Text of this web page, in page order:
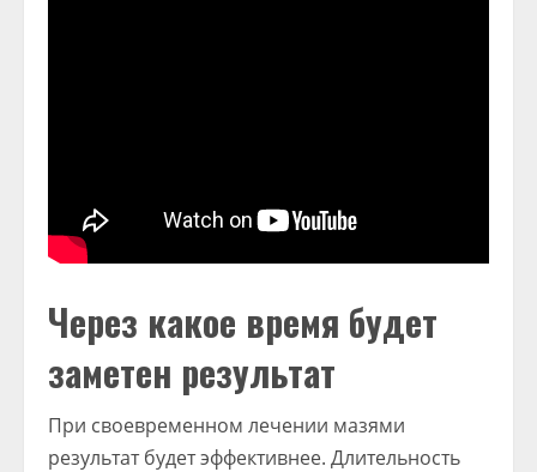
Через какое время будет
заметен результат
При своевременном лечении мазями
результат будет эффективнее. Длительность